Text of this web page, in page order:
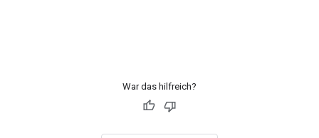
War das hilfreich?